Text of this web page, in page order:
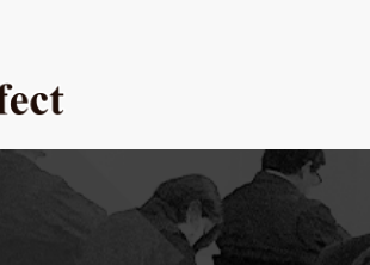
ご依頼内容から選ぶ
デザイン・設計からご依頼